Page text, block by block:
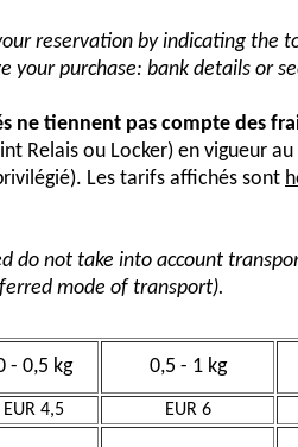
reservation by indicating the
your purchase: bank details or
ne tiennent pas compte des
Relais ou Locker) en vigueur
Les tarifs affichés sont
do not take into account
mode of transport).
- 0,5 kg 0,5 - 1 kg
EUR 4,5 EUR 6